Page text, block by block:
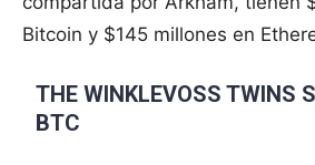
Bitcoin y $145 millones en
THE WINKLEVOSS TWINS
BTC